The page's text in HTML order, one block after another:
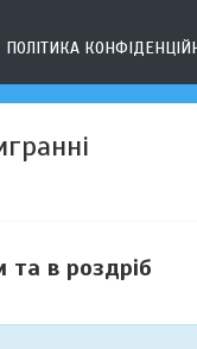
ПОЛІТИКА
та в роздріб